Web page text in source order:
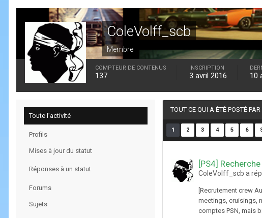
ColeVolff_scb
Membre
COMPTEUR DE CONTENUS
137
INSCRIPTION
3 avril 2016 10
Toute l’activité
Profils
Mises à jour du statut
Réponses à un statut
Forums
Sujets
TOUT CE QUI A ÉTÉ POSTÉ
1 2 3 4 5 6
[PS4]
ColeVolff_scb a
[Recrutement crew
meetings, cruisings,
comptes PSN, mais